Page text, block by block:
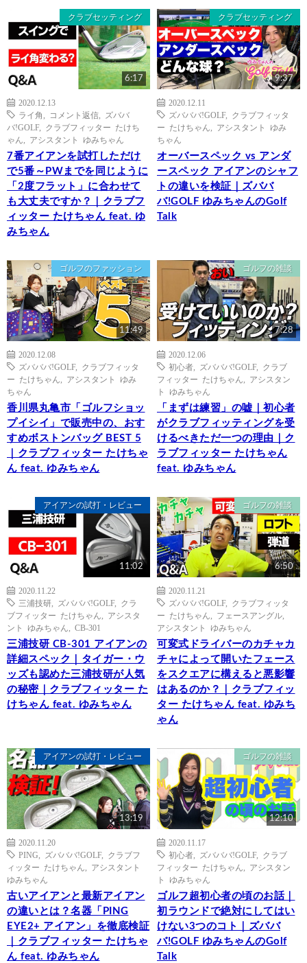
クラブセッティング
6:17
2020.12.13
ライ角
コメント返信
ズババ
バ!GOLF, クラブフィッター たけち
ゃん
アシスタント ゆみちゃん
7番アイアンを試打しただけ
で5番～PWまでを同じように
「2度フラット」に合わせて
も大丈夫ですか？｜クラブフ
ィッター たけちゃん feat. ゆ
みちゃん
クラブセッティング
9:37
2020.12.11
ズバババ!GOLF, クラブフィッタ
ー たけちゃん
アシスタント ゆみ
ちゃん
オーバースペック vs アンダ
ースペック アイアンのシャフ
トの違いを検証｜ズババ
バ!GOLF ゆみちゃんのGolf
Talk
ゴルフのファッション
11:49
2020.12.08
ズバババ!GOLF, クラブフィッタ
ー たけちゃん
アシスタント ゆみ
ちゃん
香川県丸亀市「ゴルフショッ
プイシイ」で販売中の、おす
すめボストンバッグ BEST 5
｜クラブフィッター たけちゃ
ん feat. ゆみちゃん
ゴルフの雑談
7:28
2020.12.06
初心者
ズバババ!GOLF, クラブ
フィッター たけちゃん
アシスタン
ト ゆみちゃん
「まずは練習」の嘘｜初心者
がクラブフィッティングを受
けるべきただ一つの理由｜ク
ラブフィッター たけちゃん
feat. ゆみちゃん
アイアンの試打・レビュー
11:02
2020.11.22
三浦技研
ズバババ!GOLF, クラ
ブフィッター たけちゃん
アシスタ
ント ゆみちゃん
CB-301
三浦技研 CB-301 アイアンの
詳細スペック｜タイガー・ウ
ッズも認めた三浦技研が人気
の秘密｜クラブフィッター た
けちゃん feat. ゆみちゃん
ゴルフの雑談
6:50
2020.11.21
ズバババ!GOLF, クラブフィッタ
ー たけちゃん
フェースアングル
アシスタント ゆみちゃん
可変式ドライバーのカチャカ
チャによって開いたフェース
をスクエアに構えると悪影響
はあるのか？｜クラブフィッ
ター たけちゃん feat. ゆみち
ゃん
アイアンの試打・レビュー
13:19
2020.11.20
PING
ズバババ!GOLF, クラブフ
ィッター たけちゃん
アシスタント
ゆみちゃん
古いアイアンと最新アイアン
の違いとは？名器「PING
EYE2+ アイアン」を徹底検証
｜クラブフィッター たけちゃ
ん feat. ゆみちゃん
ゴルフの雑談
12:10
2020.11.17
初心者
ズバババ!GOLF, クラブ
フィッター たけちゃん
アシスタン
ト ゆみちゃん
ゴルフ超初心者の頃のお話｜
初ラウンドで絶対にしてはい
けない3つのコト｜ズババ
バ!GOLF ゆみちゃんのGolf
Talk